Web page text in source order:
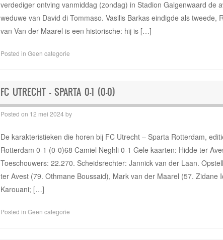
verdediger ontving vanmiddag (zondag) in Stadion Galgenwaard de
weduwe van David di Tommaso. Vasilis Barkas eindigde als tweede,
van Van der Maarel is een historische: hij is […]
Posted in Geen categorie
FC UTRECHT – SPARTA 0-1 (0-0)
Posted on 12 mei 2024 by
De karakteristieken die horen bij FC Utrecht – Sparta Rotterdam,
Rotterdam 0-1 (0-0)68 Camiel Neghli 0-1 Gele kaarten: Hidde ter
Toeschouwers: 22.270. Scheidsrechter: Jannick van der Laan.
ter Avest (79. Othmane Boussaid), Mark van der Maarel (57. Zidane
Karouani; […]
Posted in Geen categorie